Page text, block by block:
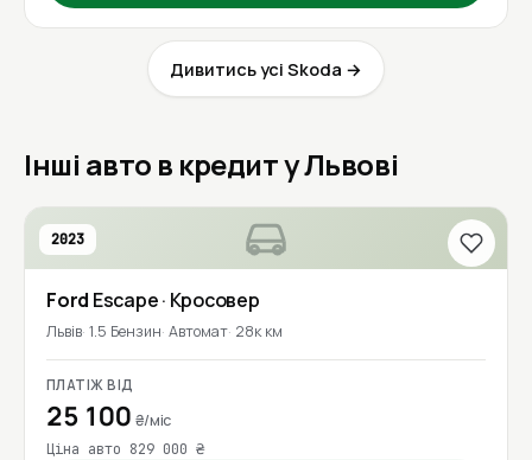
Дивитись усі Skoda →
Інші авто в кредит у Львові
2023
Ford Escape· Кросовер
Львів 1.5 Бензин Автомат 28к км
ПЛАТІЖ ВІД
25 100 ₴/міс
Ціна авто 829 000 ₴